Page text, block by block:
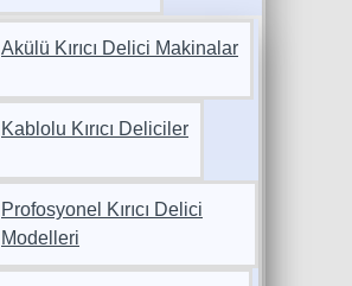
Akülü Kırıcı Delici Makinalar
Kablolu Kırıcı Deliciler
Profosyonel Kırıcı Delici
Modelleri